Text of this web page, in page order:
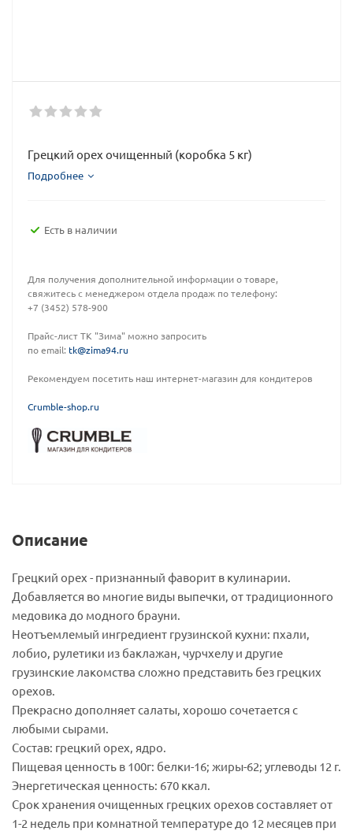
Грецкий орех очищенный (коробка 5 кг)
Подробнее
Есть в наличии
Для получения дополнительной информации о товаре,
свяжитесь с менеджером отдела продаж по телефону:
+7 (3452) 578-900
Прайс-лист ТК "Зима" можно запросить
по email: tk@zima94.ru
Рекомендуем посетить наш интернет-магазин для кондитеров
Crumble-shop.ru
Описание
Грецкий орех - признанный фаворит в кулинарии.
Добавляется во многие виды выпечки, от традиционного
медовика до модного брауни.
Неотъемлемый ингредиент грузинской кухни: пхали,
лобио, рулетики из баклажан, чурчхелу и другие
грузинские лакомства сложно представить без грецких
орехов.
Прекрасно дополняет салаты, хорошо сочетается с
любыми сырами.
Состав: грецкий орех, ядро.
Пищевая ценность в 100г: белки-16; жиры-62; углеводы 12 г.
Энергетическая ценность: 670 ккал.
Срок хранения очищенных грецких орехов составляет от
1-2 недель при комнатной температуре до 12 месяцев при